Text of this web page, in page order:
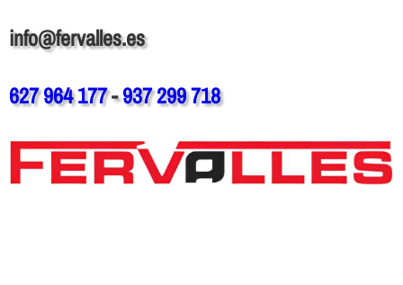
info@fervalles.es
627 964 177-937 299 718